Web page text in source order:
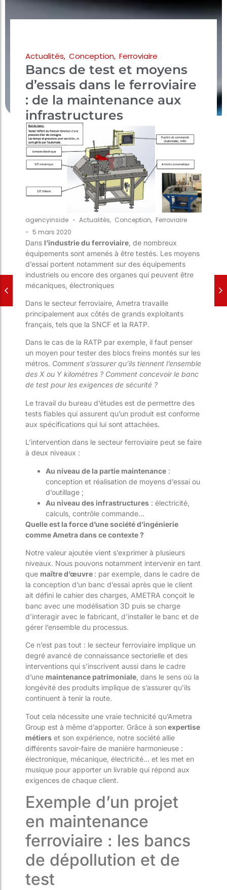
Actualités, Conception, Ferroviaire
Bancs de test et moyens
d’essais dans le ferroviaire
: de la maintenance aux
infrastructures
agencyinside - Actualités, Conception, Ferroviaire
- 5 mars 2020
Dans l’industrie du ferroviaire , de nombreux
équipements sont amenés à être testés. Les moyens
d’essai portent notamment sur des équipements
industriels ou encore des organes qui peuvent être
mécaniques, électroniques
Dans le secteur ferroviaire, Ametra travaille
principalement aux côtés de grands exploitants
français, tels que la SNCF et la RATP.
Dans le cas de la RATP par exemple, il faut penser
un moyen pour tester des blocs freins montés sur les
métros. Comment s’assurer qu’ils tiennent l’ensemble
des X ou Y kilomètres ? Comment concevoir le banc
de test pour les exigences de sécurité ?
Le travail du bureau d’études est de permettre des
tests fiables qui assurent qu’un produit est conforme
aux spécifications qui lui sont attachées.
L’intervention dans le secteur ferroviaire peut se faire
à deux niveaux :
Au niveau de la partie maintenance :
conception et réalisation de moyens d’essai ou
d’outillage ;
Au niveau des infrastructures : électricité,
calculs, contrôle commande…
Quelle est la force d’une société d’ingénierie
comme Ametra dans ce contexte ?
Notre valeur ajoutée vient s’exprimer à plusieurs
niveaux. Nous pouvons notamment intervenir en tant
que maître d’œuvre : par exemple, dans le cadre de
la conception d’un banc d’essai après que le client
ait défini le cahier des charges, AMETRA conçoit le
banc avec une modélisation 3D puis se charge
d’interagir avec le fabricant, d’installer le banc et de
gérer l’ensemble du processus.
Ce n’est pas tout : le secteur ferroviaire implique un
degré avancé de connaissance sectorielle et des
interventions qui s’inscrivent aussi dans le cadre
d’une maintenance patrimoniale , dans le sens où la
longévité des produits implique de s’assurer qu’ils
continuent à tenir la route.
Tout cela nécessite une vraie technicité qu’Ametra
Group est à même d’apporter. Grâce à sonexpertise
métiers et son expérience, notre société allie
différents savoir-faire de manière harmonieuse :
électronique, mécanique, électricité… et les met en
musique pour apporter un livrable qui répond aux
exigences de chaque client.
Exemple d’un projet
en maintenance
ferroviaire : les bancs
de dépollution et de
test